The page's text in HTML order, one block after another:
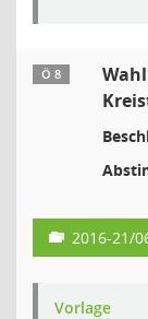
Ö 8
2016-21/
Vorlage